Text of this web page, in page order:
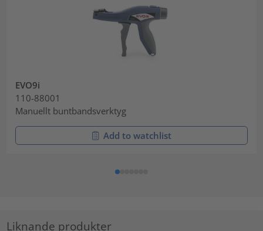
EVO9i
110-88001
Manuellt buntbandsverktyg
Add to watchlist
Liknande produkter